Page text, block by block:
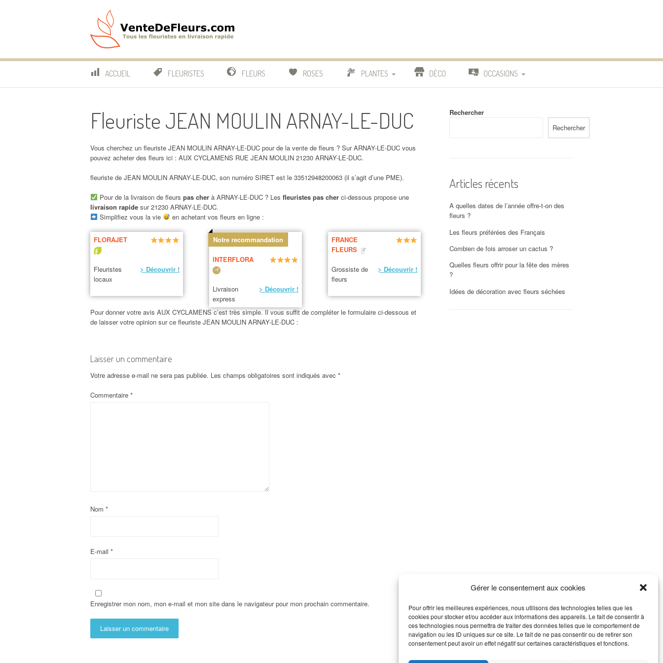
Gérer le consentement aux cookies
Pour offrir les meilleures expériences, nous utilisons des technologies telles que les
cookies pour stocker et/ou accéder aux informations des appareils. Le fait de consentir à
ces technologies nous permettra de traiter des données telles que le comportement de
navigation ou les ID uniques sur ce site. Le fait de ne pas consentir ou de retirer son
consentement peut avoir un effet négatif sur certaines caractéristiques et fonctions.
VenteDeFleurs.com
ACCUEIL FLEURISTES FLEURS ROSES PLANTES
CACTUS
BONSAI
DÉCO OCCASIONS
Fleuriste JEAN MOULIN ARNAY-LE-DUC
Vous cherchez un fleuriste JEAN MOULIN ARNAY-LE-DUC pour de la vente de fleurs ? Sur ARNAY-LE-DUC vous
pouvez acheter des fleurs ici : AUX CYCLAMENS RUE JEAN MOULIN 21230 ARNAY-LE-DUC.
fleuriste de JEAN MOULIN ARNAY-LE-DUC, son numéro SIRET est le 33512948200063 (il s’agit d’une PME).
Pour de la livraison de fleurs pas cherà ARNAY-LE-DUC ? Les fleuristes pas cher ci-dessous propose une
livraison rapide sur 21230 ARNAY-LE-DUC.
Simplifiez vous la vie
en achetant vos fleurs en ligne :
FLORAJET
Fleuristes
locaux
> Découvrir !
Notre recommandation
INTERFLORA
Livraison
express
> Découvrir !
FRANCE
FLEURS
Grossiste de
fleurs
> Découvrir !
Pour donner votre avis AUX CYCLAMENS c’est très simple. Il vous suffit de compléter le formulaire ci-dessous et
de laisser votre opinion sur ce fleuriste JEAN MOULIN ARNAY-LE-DUC :
Laisser un commentaire
Votre adresse e-mail ne sera pas publiée. Les champs obligatoires sont indiqués avec *
Commentaire *
Nom *
E-mail *
Enregistrer mon nom, mon e-mail et mon site dans le navigateur pour mon prochain commentaire.
Rechercher
Rechercher
Articles récents
A quelles dates de l’année offre-t-on des
fleurs ?
Les fleurs préférées des Français
Combien de fois arroser un cactus ?
Quelles fleurs offrir pour la fête des mères
?
Idées de décoration avec fleurs séchées